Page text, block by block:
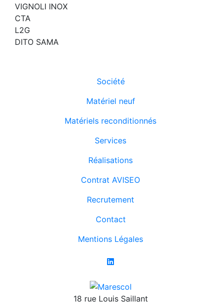
VIGNOLI INOX
CTA
L2G
DITO SAMA
Société
Matériel neuf
Matériels reconditionnés
Services
Réalisations
Contrat AVISEO
Recrutement
Contact
Mentions Légales
18 rue Louis Saillant